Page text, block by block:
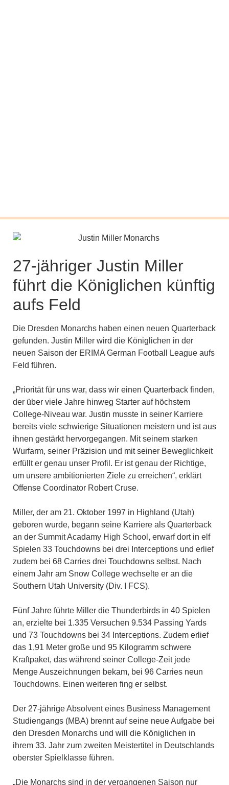
27-jähriger Justin Miller
führt die Königlichen künftig
aufs Feld
Die Dresden Monarchs haben einen neuen Quarterback
gefunden. Justin Miller wird die Königlichen in der
neuen Saison der ERIMA German Football League aufs
Feld führen.
„Priorität für uns war, dass wir einen Quarterback finden,
der über viele Jahre hinweg Starter auf höchstem
College-Niveau war. Justin musste in seiner Karriere
bereits viele schwierige Situationen meistern und ist aus
ihnen gestärkt hervorgegangen. Mit seinem starken
Wurfarm, seiner Präzision und mit seiner Beweglichkeit
erfüllt er genau unser Profil. Er ist genau der Richtige,
um unsere ambitionierten Ziele zu erreichen“, erklärt
Offense Coordinator Robert Cruse.
Miller, der am 21. Oktober 1997 in Highland (Utah)
geboren wurde, begann seine Karriere als Quarterback
an der Summit Acadamy High School, erwarf dort in elf
Spielen 33 Touchdowns bei drei Interceptions und erlief
zudem bei 68 Carries drei Touchdowns selbst. Nach
einem Jahr am Snow College wechselte er an die
Southern Utah University (Div. I FCS).
Fünf Jahre führte Miller die Thunderbirds in 40 Spielen
an, erzielte bei 1.335 Versuchen 9.534 Passing Yards
und 73 Touchdowns bei 34 Interceptions. Zudem erlief
das 1,91 Meter große und 95 Kilogramm schwere
Kraftpaket, das während seiner College-Zeit jede
Menge Auszeichnungen bekam, bei 96 Carries neun
Touchdowns. Einen weiteren fing er selbst.
Der 27-jährige Absolvent eines Business Management
Studiengangs (MBA) brennt auf seine neue Aufgabe bei
den Dresden Monarchs und will die Königlichen in
ihrem 33. Jahr zum zweiten Meistertitel in Deutschlands
oberster Spielklasse führen.
„Die Monarchs sind in der vergangenen Saison nur